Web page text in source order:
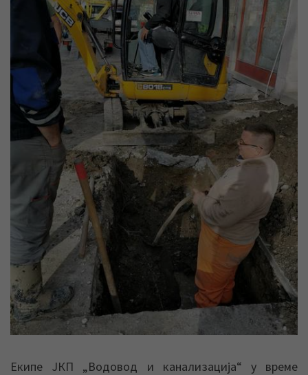
Екипе ЈКП „Водовод и канализација“ у време